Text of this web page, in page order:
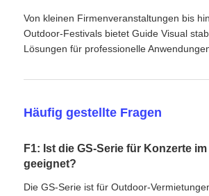
Von kleinen Firmenveranstaltungen bis
Outdoor-Festivals bietet Guide Visual
Lösungen für professionelle
Häufig gestellte Fragen
F1: Ist die GS-Serie für Konzerte
geeignet?
Die GS-Serie ist für Outdoor-